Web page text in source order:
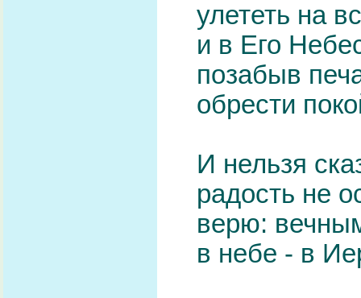
улететь на
и в Его
позабыв
обрести
И нельзя
радость не
верю:
в небе - в